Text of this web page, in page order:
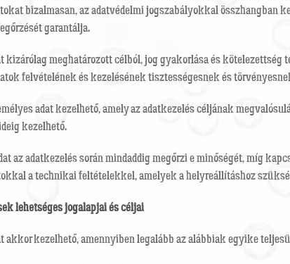
bizalmasan, az adatvédelmi jogszabályokkal összhangban
garantálja.
kizárólag meghatározott célból, jog gyakorlása és
felvételének és kezelésének tisztességesnek és
adat kezelhető, amely az adatkezelés céljának
kezelhető.
az adatkezelés során mindaddig megőrzi e minőségét, míg
a technikai feltételekkel, amelyek a helyreállításhoz
lehetséges jogalapjai és céljai
akkor kezelhető, amennyiben legalább az alábbiak egyike